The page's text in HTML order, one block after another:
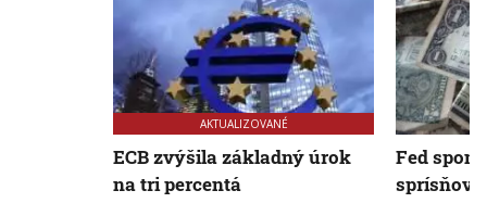
AKTUALIZOVANÉ
ECB zvýšila základný úrok
na tri percentá
Fed